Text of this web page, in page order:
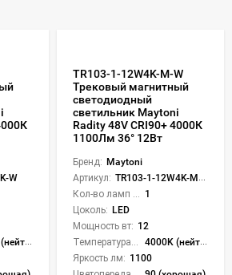
W
TR103-1-12W4K-M-W
Трековый магнитный
светодиодный
светильник Maytoni
Radity 48V CRI90+ 4000К
1100Лм 36° 12Вт
Бренд: Maytoni
Артикул: TR103-1-12W4K-M-W
1
Цоколь: LED
Мощность вт: 12
4000K (нейтральный)
Яркость лм: 1100